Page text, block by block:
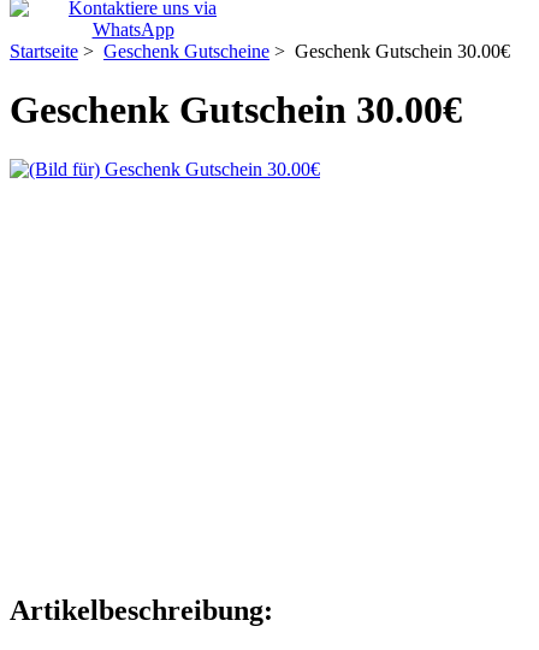
Startseite > Geschenk Gutscheine > Geschenk Gutschein 30.00€
Geschenk Gutschein 30.00€
Artikelbeschreibung: